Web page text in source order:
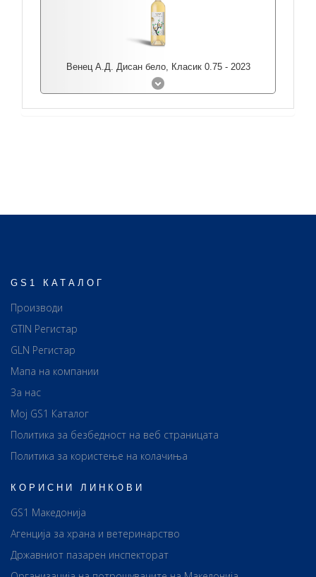
Венец А.Д. Дисан бело, Класик 0.75 - 2023
GS1 КАТАЛОГ
Производи
GTIN Регистар
GLN Регистар
Мапа на компании
За нас
Мој GS1 Каталог
Политика за безбедност на веб страницата
Политика за користење на колачиња
КОРИСНИ ЛИНКОВИ
GS1 Македонија
Агенција за храна и ветеринарство
Државниот пазарен инспекторат